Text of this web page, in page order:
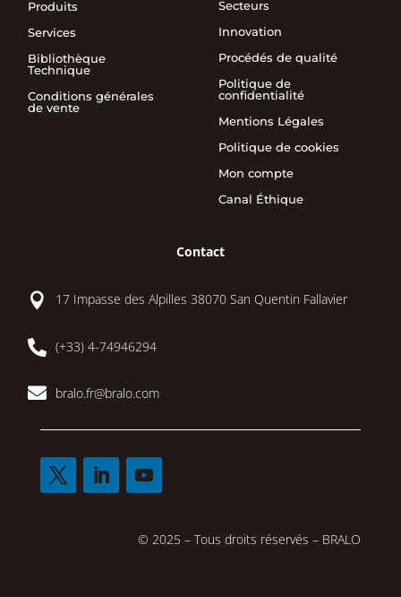
Produits
Services
Bibliothèque
Technique
Conditions générales
de vente
Secteurs
Innovation
Procédés de qualité
Politique de
confidentialité
Mentions Légales
Politique de cookies
Mon compte
Canal Éthique
Contact
 17 Impasse des Alpilles 38070 San Quentin Fallavier
 (+33) 4-74946294
 bralo.fr@bralo.com
© 2025 – Tous droits réservés – BRALO